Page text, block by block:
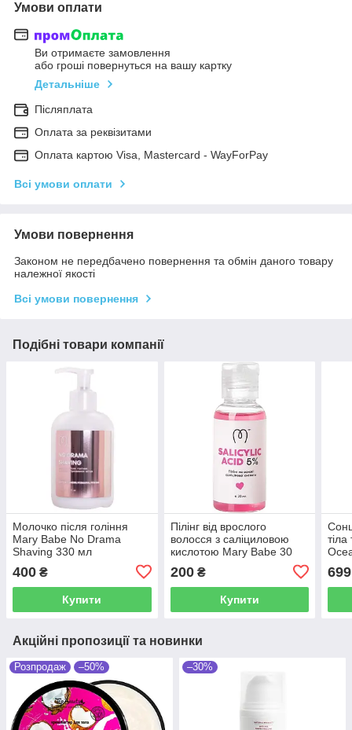
Умови оплати
Ви отримаєте замовлення
або гроші повернуться на вашу картку
Детальніше
Післяплата
Оплата за реквізитами
Оплата картою Visa, Mastercard - WayForPay
Всі умови оплати
Умови повернення
Законом не передбачено повернення та обмін даного товару
належної якості
Всі умови повернення
Подібні товари компанії
Молочко після гоління
Mary Babe No Drama
Shaving 330 мл
400 ₴
Купити
Пілінг від врослого
волосся з саліциловою
кислотою Mary Babe 30
200₴
Купити
699
Акційні пропозиції та новинки
Розпродаж –50% –30%